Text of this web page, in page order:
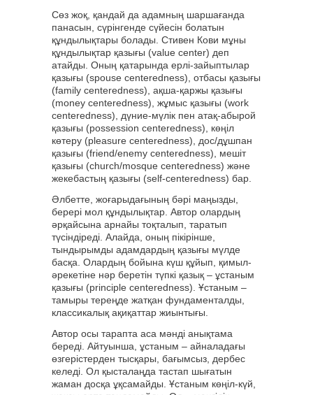
Сөз жоқ, қандай да адамның шаршағанда
панасын, сүрінгенде сүйесін болатын
құндылықтары болады. Стивен Кови мұны
құндылықтар қазығы (value center) деп
атайды. Оның қатарында ерлі-зайыптылар
қазығы (spouse centeredness), отбасы қазығы
(family centeredness), ақша-қаржы қазығы
(money centeredness), жұмыс қазығы (work
centeredness), дүние-мүлік пен атақ-абырой
қазығы (possession centeredness), көңіл
көтеру (pleasure centeredness), дос/дұшпан
қазығы (friend/enemy centeredness), мешіт
қазығы (church/mosque centeredness) және
жекебастың қазығы (self-centeredness) бар.
Әлбетте, жоғарыдағының бәрі маңызды,
берері мол құндылықтар. Автор олардың
әрқайсына арнайы тоқталып, таратып
түсіндіреді. Алайда, оның пікірінше,
тындырымды адамдардың қазығы мүлде
басқа. Олардың бойына күш құйып, қимыл-
әрекетіне нәр беретін түпкі қазық – ұстаным
қазығы (principle centeredness). Ұстаным –
тамыры тереңде жатқан фундаменталды,
классикалық ақиқаттар жиынтығы.
Автор осы тарапта аса мәнді анықтама
береді. Айтуынша, ұстаным – айналадағы
өзгерістерден тысқары, бағымсыз, дербес
келеді. Ол қысталаңда тастап шығатын
жаман досқа ұқсамайды. Ұстаным көңіл-күй,